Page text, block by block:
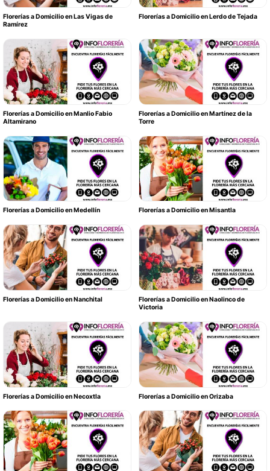
Florerías a Domicilio en Las Vigas de
Ramírez
Florerías a Domicilio en Lerdo de Tejada
Florerías a Domicilio en Manlio Fabio
Altamirano
Florerías a Domicilio en Martínez de la
Torre
Florerías a Domicilio en Medellín Florerías a Domicilio en Misantla
Florerías a Domicilio en Nanchital
Florerías a Domicilio en Naolinco de
Victoria
Florerías a Domicilio en Necoxtla Florerías a Domicilio en Orizaba